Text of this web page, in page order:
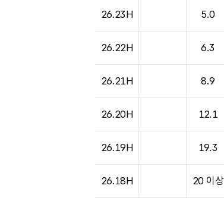
26.23H 5.0
26.22H 6.3
26.21H 8.9
26.20H 12.1
26.19H 19.3
26.18H 20 이상